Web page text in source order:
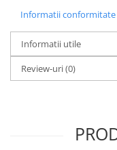
Informatii
Informatii utile
Review-uri(0)